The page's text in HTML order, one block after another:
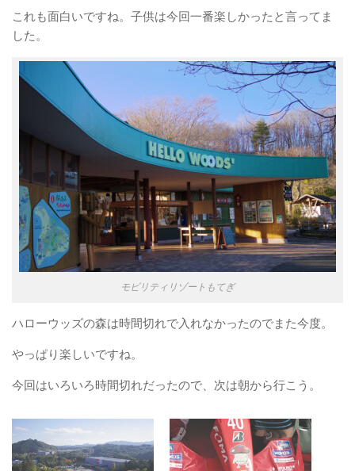
これも面白いですね。子供は今回一番楽しかったと言ってま
した。
モビリティリゾートもてぎ
ハローウッズの森は時間切れで入れなかったのでまた今度。
やっぱり楽しいですね。
今回はいろいろ時間切れだったので、次は朝から行こう。